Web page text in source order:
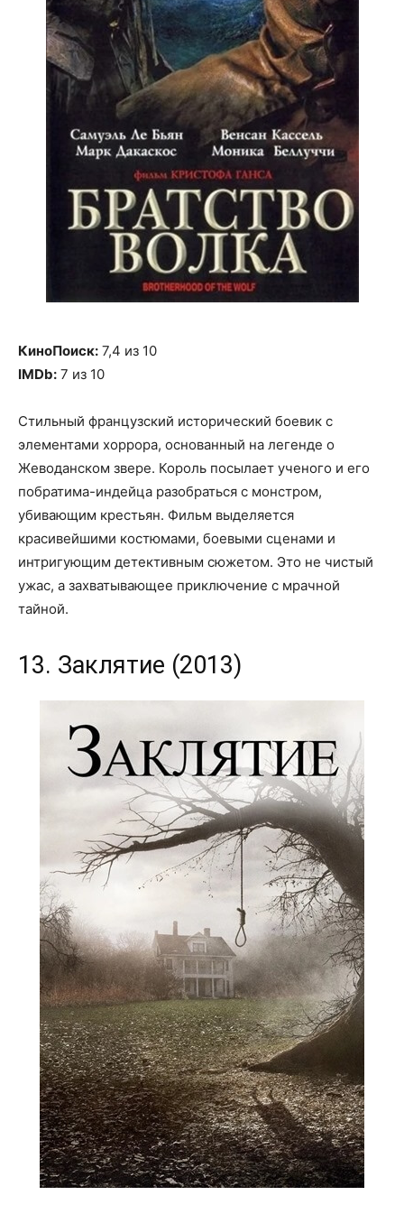
КиноПоиск: 7,4 из 10
IMDb: 7 из 10
Стильный французский исторический боевик с
элементами хоррора, основанный на легенде о
Жеводанском звере. Король посылает ученого и его
побратима-индейца разобраться с монстром,
убивающим крестьян. Фильм выделяется
красивейшими костюмами, боевыми сценами и
интригующим детективным сюжетом. Это не чистый
ужас, а захватывающее приключение с мрачной
тайной.
13. Заклятие (2013)